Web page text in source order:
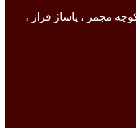
مجمر ، پاساژ فراز ،